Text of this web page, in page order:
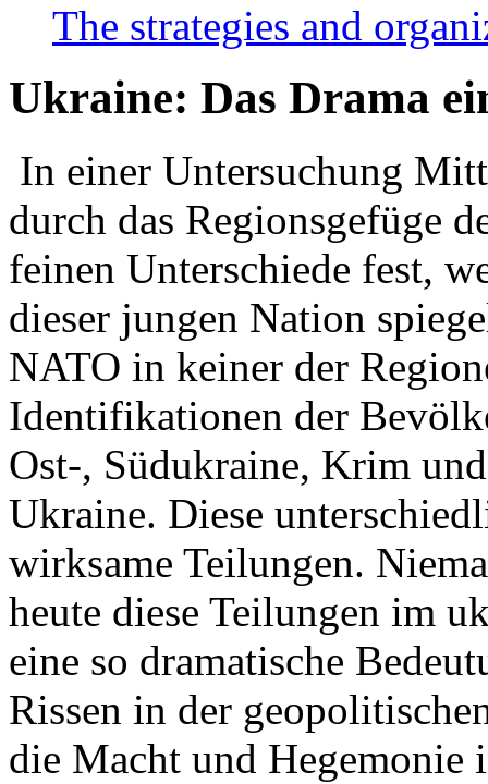
The strategies and
Ukraine: Das Drama
In einer Untersuchung
durch das Regionsgefüge
feinen Unterschiede fest,
dieser jungen Nation
NATO in keiner der
Identifikationen der
Ost-, Südukraine, Krim
Ukraine. Diese
wirksame Teilungen.
heute diese Teilungen im
eine so dramatische
Rissen in der
die Macht und Hegemonie